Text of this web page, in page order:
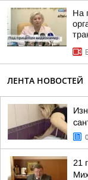
На
ЛЕНТА НОВОСТЕЙ
21